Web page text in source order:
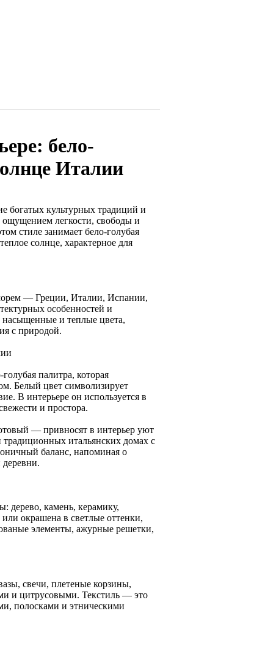
бело-
Италии
богатых культурных традиций и
легкости, свободы и
стиле занимает бело-голубая
солнце, характерное для
— Греции, Италии, Испании,
особенностей и
и теплые цвета,
с природой.
палитра, которая
Белый цвет символизирует
В интерьере он используется в
и простора.
— привносят в интерьер уют
итальянских домах с
баланс, напоминая о
дерево, камень, керамику,
окрашена в светлые оттенки,
элементы, ажурные решетки,
свечи, плетеные корзины,
и цитрусовыми. Текстиль — это
полосками и этническими